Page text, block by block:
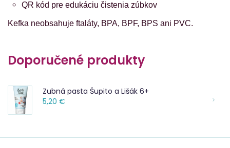
QR kód pre edukáciu čistenia zúbkov
Kefka neobsahuje ftaláty, BPA, BPF, BPS ani PVC.
Doporučené produkty
Zubná pasta Šupito a Lišák 6+
5,20 €